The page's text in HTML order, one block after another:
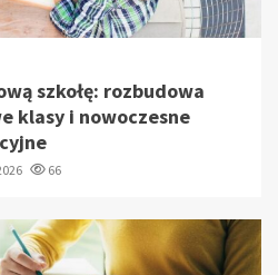
szkołę: rozbudowa
klasy i nowoczesne
66